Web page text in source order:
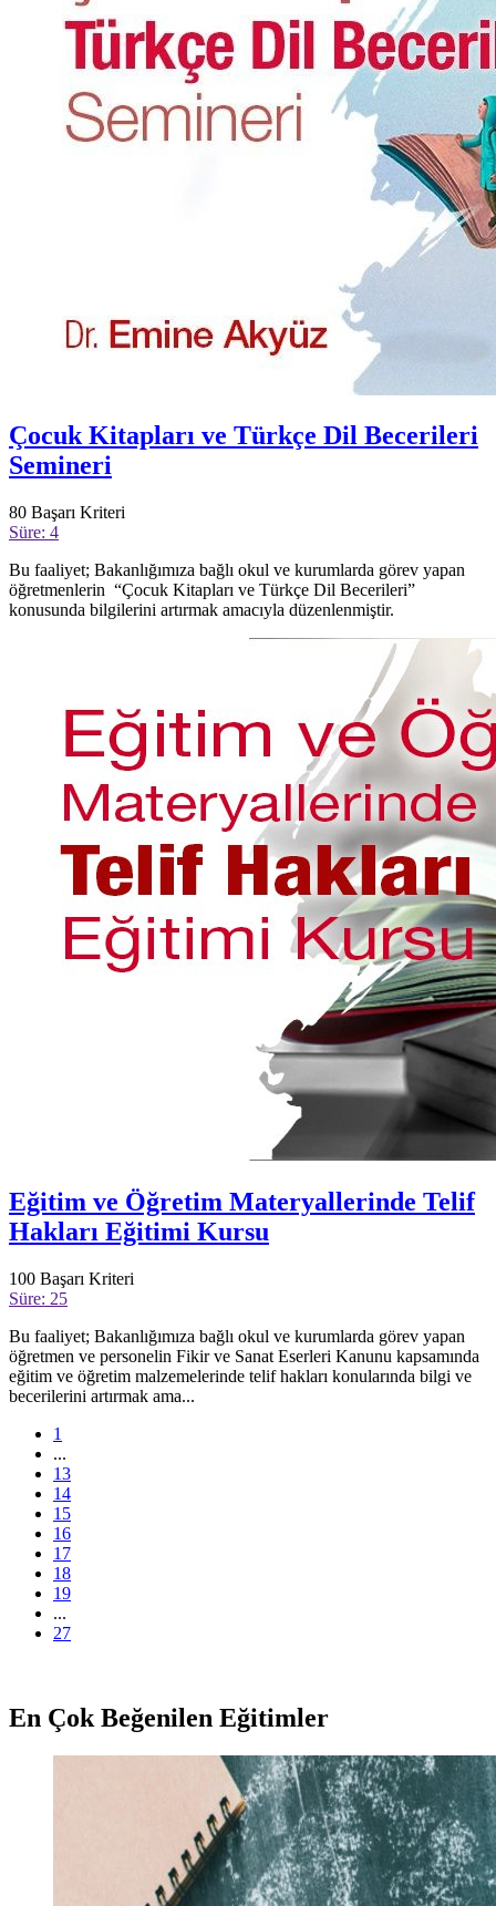
Çocuk Kitapları ve Türkçe Dil Becerileri
Semineri
80 Başarı Kriteri
Süre: 4
Bu faaliyet; Bakanlığımıza bağlı okul ve kurumlarda görev yapan
öğretmenlerin “Çocuk Kitapları ve Türkçe Dil Becerileri”
konusunda bilgilerini artırmak amacıyla düzenlenmiştir.
Eğitim ve Öğretim Materyallerinde Telif
Hakları Eğitimi Kursu
100 Başarı Kriteri
Süre: 25
Bu faaliyet; Bakanlığımıza bağlı okul ve kurumlarda görev yapan
öğretmen ve personelin Fikir ve Sanat Eserleri Kanunu kapsamında
eğitim ve öğretim malzemelerinde telif hakları konularında bilgi ve
becerilerini artırmak ama...
1
...
13
14
15
16
17
18
19
...
27
En Çok Beğenilen Eğitimler